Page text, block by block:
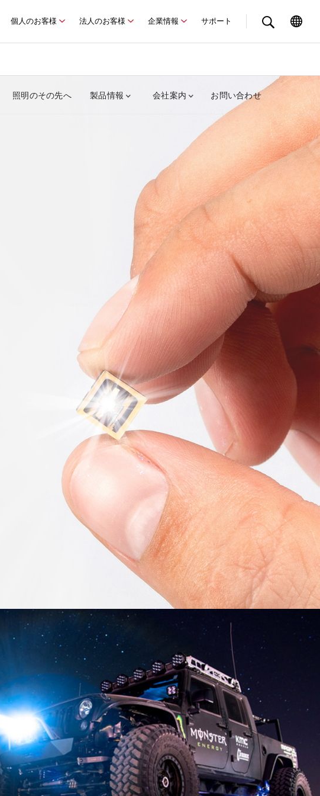
個人のお客様 法人のお客様 企業情報 サポート
照明のその先へ 製品情報 会社案内 お問い合わせ